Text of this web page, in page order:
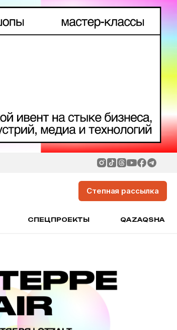
Степная рассылка
СПЕЦПРОЕКТЫ QAZAQSHA